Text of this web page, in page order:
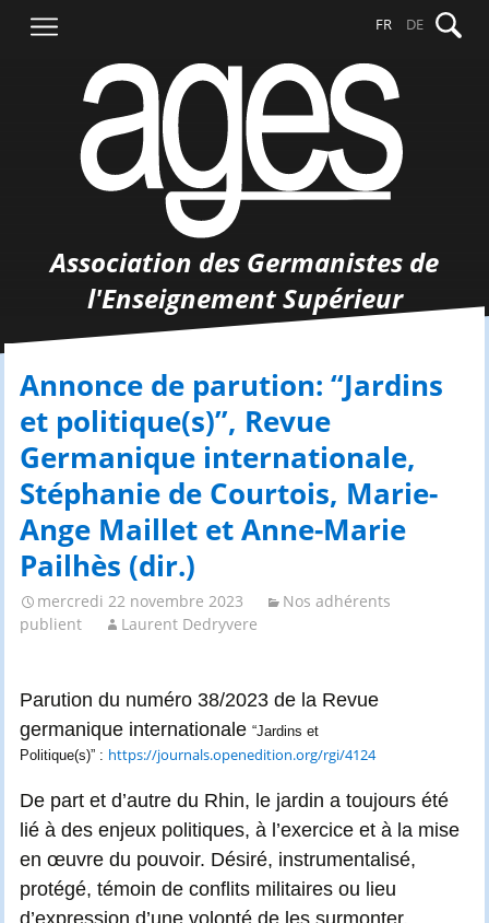
contenu
FR DE
Association des Germanistes de
l'Enseignement Supérieur
Annonce de parution: “Jardins
et politique(s)”, Revue
Germanique internationale,
Stéphanie de Courtois, Marie-
Ange Maillet et Anne-Marie
Pailhès (dir.)
mercredi 22 novembre 2023
Nos adhérents
publient
Laurent Dedryvere
Parution du numéro 38/2023 de la Revue
germanique internationale “Jardins et
Politique(s)” : https://journals.openedition.org/rgi/4124
De part et d’autre du Rhin, le jardin a toujours été
lié à des enjeux politiques, à l’exercice et à la mise
en œuvre du pouvoir. Désiré, instrumentalisé,
protégé, témoin de conflits militaires ou lieu